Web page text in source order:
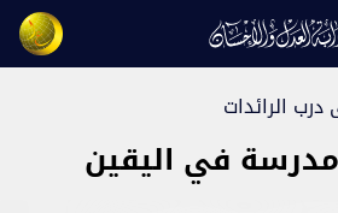
الرائدات
في اليقين